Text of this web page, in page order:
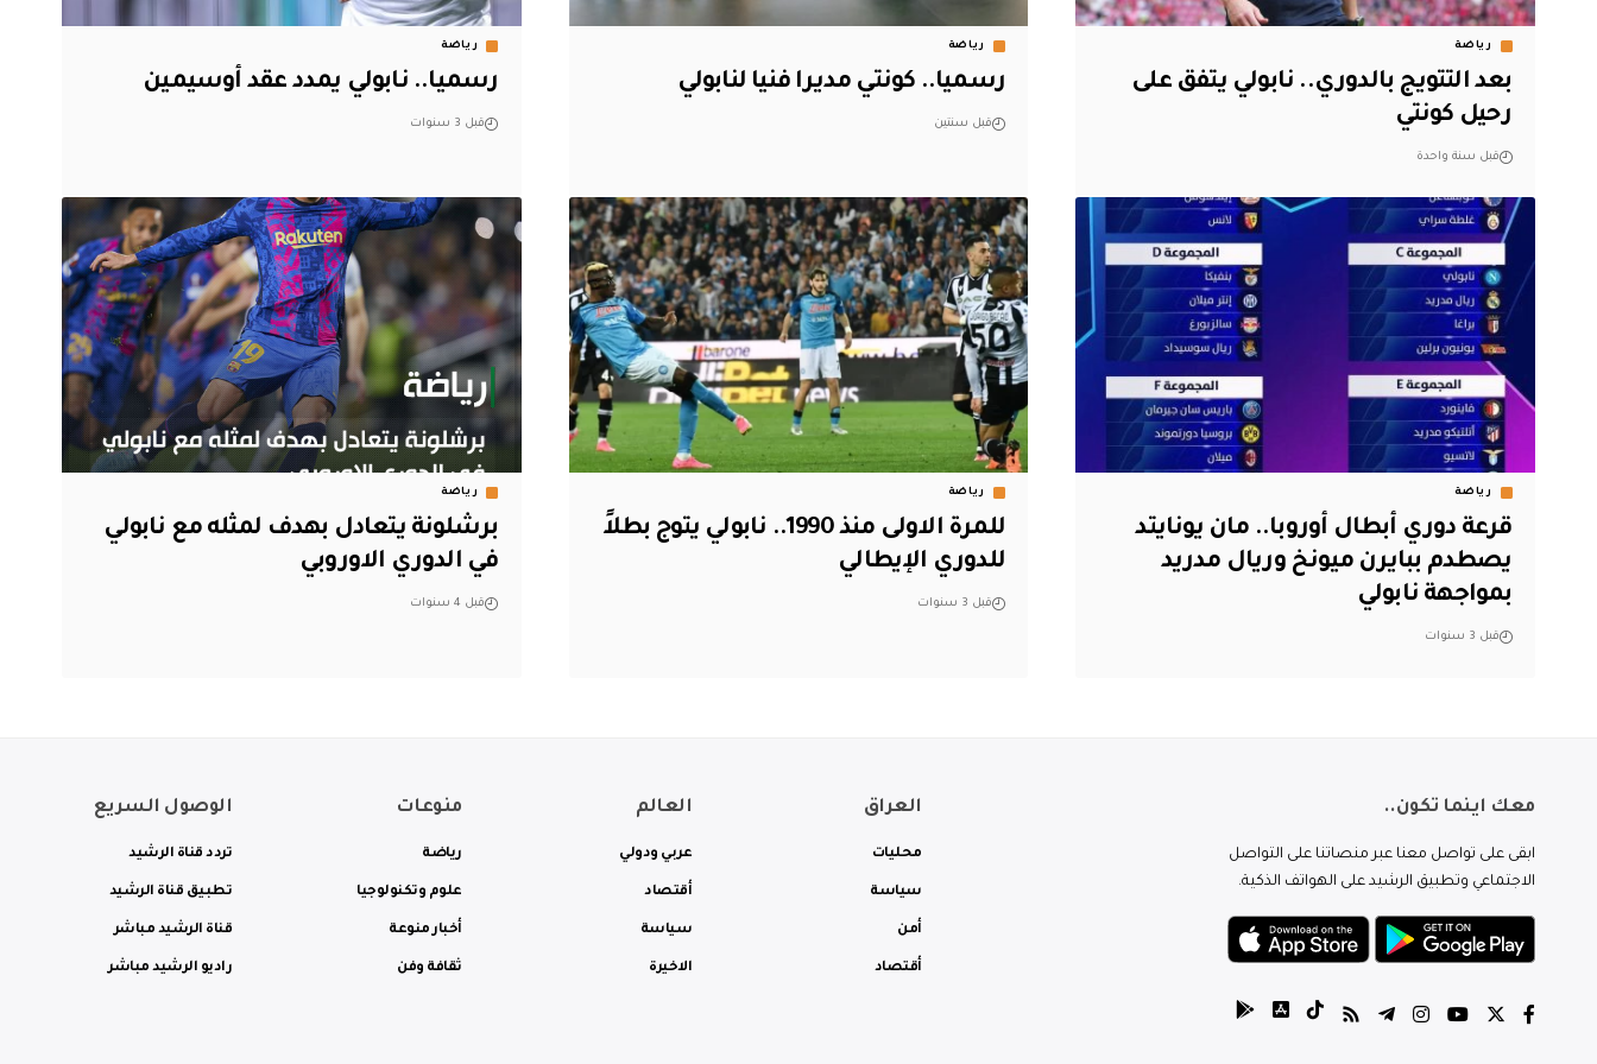
رياضة
بعد التتويج بالدوري.. نابولي يتفق على
رحيل كونتي
قبل سنة واحدة
رياضة
رسميا.. كونتي مديرا فنيا لنابولي
قبل سنتين
رياضة
رسميا.. نابولي يمدد عقد أوسيمين
قبل 3 سنوات
رياضة
قرعة دوري أبطال أوروبا.. مان يونايتد
يصطدم ببايرن ميونخ وريال مدريد
بمواجهة نابولي
قبل 3 سنوات
رياضة
للمرة الاولى منذ 1990.. نابولي يتوج بطلاً
للدوري الإيطالي
قبل 3 سنوات
رياضة
برشلونة يتعادل بهدف لمثله مع نابولي
في الدوري الاوروبي
قبل 4 سنوات
معك اينما تكون..
ابقى على تواصل معنا عبر منصاتنا على التواصل
الاجتماعي وتطبيق الرشيد على الهواتف الذكية.
العراق
محليات
سياسة
أمن
أقتصاد
العالم
عربي ودولي
أقتصاد
سياسة
الاخيرة
منوعات
رياضة
علوم وتكنولوجيا
أخبار منوعة
ثقافة وفن
الوصول السريع
تردد قناة الرشيد
تطبيق قناة الرشيد
قناة الرشيد مباشر
راديو الرشيد مباشر